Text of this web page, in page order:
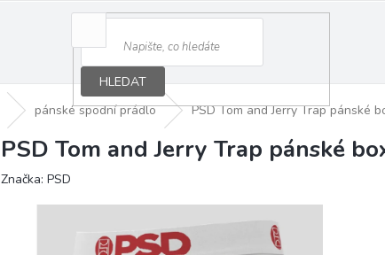
HLEDAT
pánské spodní prádlo PSD Tom and Jerry Trap pánské
PSD Tom and Jerry Trap pánské
Značka: PSD